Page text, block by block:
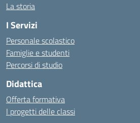
La storia
I Servizi
Personale scolastico
Famiglie e studenti
Percorsi di studio
Didattica
Offerta formativa
I progetti delle classi